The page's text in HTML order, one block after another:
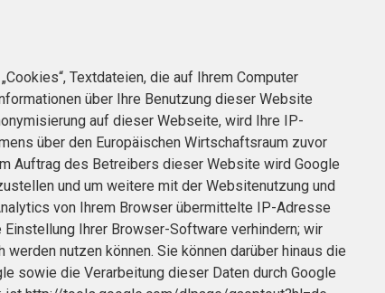
Textdateien, die auf Ihrem Computer
über Ihre Benutzung dieser Website
auf dieser Webseite, wird Ihre IP-
über den Europäischen Wirtschaftsraum zuvor
Auftrag des Betreibers dieser Website wird Google
und um weitere mit der Websitenutzung und
von Ihrem Browser übermittelte IP-Adresse
Ihrer Browser-Software verhindern; wir
nutzen können. Sie können darüber hinaus die
sowie die Verarbeitung dieser Daten durch Google